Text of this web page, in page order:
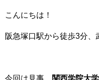
こんにちは！
阪急塚口駅から徒歩3分、
今回は見事、 関西学院大学